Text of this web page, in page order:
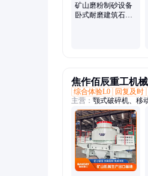
矿山磨粉制砂设备
卧式耐磨建筑石料
焦作佰辰重工机
综合体验L0
回复及时
主营： 颚式破碎机、移